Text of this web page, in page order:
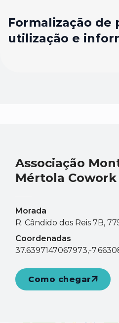
Formalização de
utilização e
Associação
Mértola Cowork
Morada
R. Cândido dos Reis 7B,
Coordenadas
37.6397147067973,-
Como chegar